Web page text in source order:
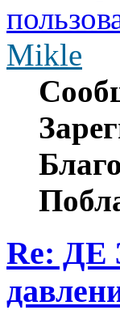
Mikle
Re: ДЕ